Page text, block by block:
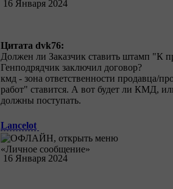
16 Января 2024
Цитата dvk76:
Должен ли Заказчик ставить штамп "К
Генподрядчик заключил договор?
кмд - зона ответственности продавца/
работ" ставится. А вот будет ли КМД,
должны поступать.
Lancelot
16 Января 2024